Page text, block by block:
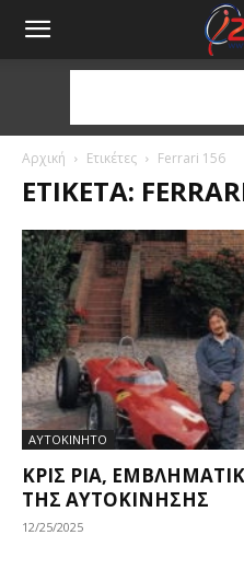
Αρχική Ετικέτες Ferrari 156
ΕΤΙΚΈΤΑ:
ΑΥΤΟΚΙΝΗΤΟ
ΚΡΙΣ ΡΊΑ,
ΤΗΣ ΑΥΤΟΚΊΝΗΣΗΣ
12/25/2025